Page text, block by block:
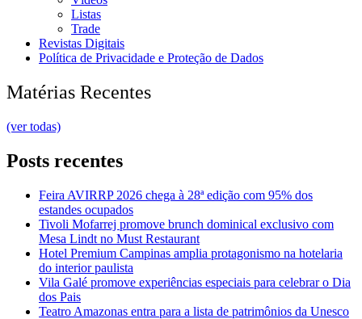
Listas
Trade
Revistas Digitais
Política de Privacidade e Proteção de Dados
Matérias Recentes
(ver todas)
Posts recentes
Feira AVIRRP 2026 chega à 28ª edição com 95% dos
estandes ocupados
Tivoli Mofarrej promove brunch dominical exclusivo com
Mesa Lindt no Must Restaurant
Hotel Premium Campinas amplia protagonismo na hotelaria
do interior paulista
Vila Galé promove experiências especiais para celebrar o Dia
dos Pais
Teatro Amazonas entra para a lista de patrimônios da Unesco